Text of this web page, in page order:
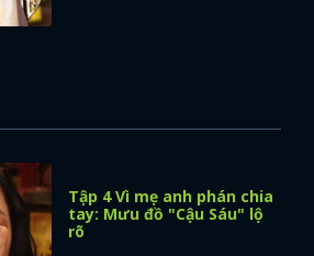
Tập 4 Vì mẹ anh phán chia
tay: Mưu đồ "Cậu Sáu" lộ
rõ